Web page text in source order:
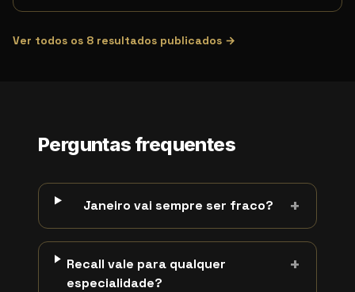
Ver todos os 8 resultados publicados →
Perguntas frequentes
Janeiro vai sempre ser fraco? +
Recall vale para qualquer
especialidade?
+